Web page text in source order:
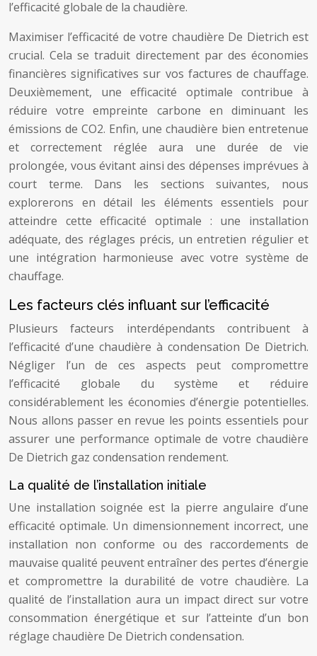
l’efficacité globale de la chaudière.
Maximiser l’efficacité de votre chaudière De Dietrich est
crucial. Cela se traduit directement par des économies
financières significatives sur vos factures de chauffage.
Deuxièmement, une efficacité optimale contribue à
réduire votre empreinte carbone en diminuant les
émissions de CO2. Enfin, une chaudière bien entretenue
et correctement réglée aura une durée de vie
prolongée, vous évitant ainsi des dépenses imprévues à
court terme. Dans les sections suivantes, nous
explorerons en détail les éléments essentiels pour
atteindre cette efficacité optimale : une installation
adéquate, des réglages précis, un entretien régulier et
une intégration harmonieuse avec votre système de
chauffage.
Les facteurs clés influant sur l’efficacité
Plusieurs facteurs interdépendants contribuent à
l’efficacité d’une chaudière à condensation De Dietrich.
Négliger l’un de ces aspects peut compromettre
l’efficacité globale du système et réduire
considérablement les économies d’énergie potentielles.
Nous allons passer en revue les points essentiels pour
assurer une performance optimale de votre chaudière
De Dietrich gaz condensation rendement.
La qualité de l’installation initiale
Une installation soignée est la pierre angulaire d’une
efficacité optimale. Un dimensionnement incorrect, une
installation non conforme ou des raccordements de
mauvaise qualité peuvent entraîner des pertes d’énergie
et compromettre la durabilité de votre chaudière. La
qualité de l’installation aura un impact direct sur votre
consommation énergétique et sur l’atteinte d’un bon
réglage chaudière De Dietrich condensation.